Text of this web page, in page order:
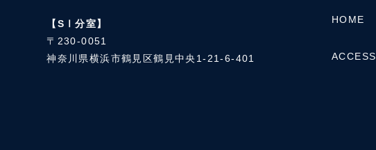
【SⅠ分室】
〒230-0051
神奈川県横浜市鶴見区鶴見中央1-21-6-401
HOME
ACCESS